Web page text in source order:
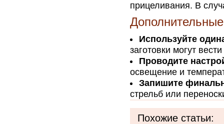
прицеливания. В
Используйте
заготовки могут
Проводите
освещение и
Запишите
стрельб или
Похожие статьи: